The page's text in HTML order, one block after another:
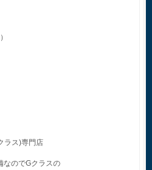
）
ラス)専門店
なのでGクラスの